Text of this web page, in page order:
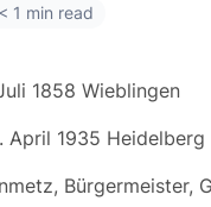
< 1 min read
1858 Wieblingen
April 1935 Heidelberg
Bürgermeister,